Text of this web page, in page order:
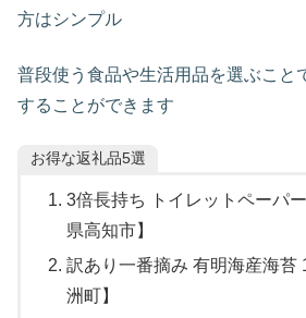
方はシンプル
普段使う食品や生活用品を選ぶこと
することができます
お得な返礼品5選
3倍長持ち トイレットペーパ
県高知市】
訳あり一番摘み 有明海産海苔
洲町】